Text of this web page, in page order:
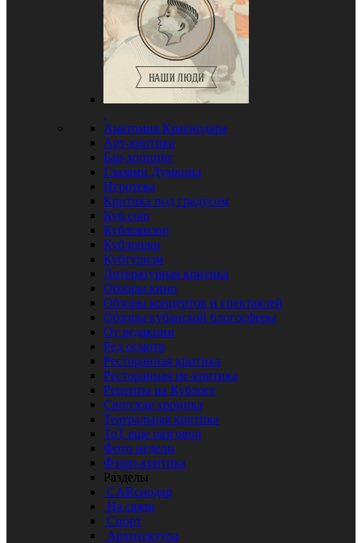
Анатомия Краснодара
Арт-критика
Бар-хоппинг
Глазами Думкина
Игротека
Критика под градусом
Куб.com
Кубловизор
Кублошки
Кубтуризм
Литературная критика
Обзоры кино
Обзоры концертов и спектаклей
Обзоры кубанской блогосферы
От редакции
Ред осмотр
Ресторанная критика
Ресторанная не-критика
Рецепты на Кублоге
Светская хроника
Театральная критика
ТоТ еще разговор
Фото недели
Фэшн-критика
Разделы
CARснодар
На связи
Спорт
Архитектура